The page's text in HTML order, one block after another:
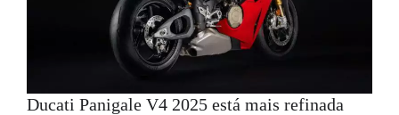
Ducati Panigale V4 2025 está mais refinada